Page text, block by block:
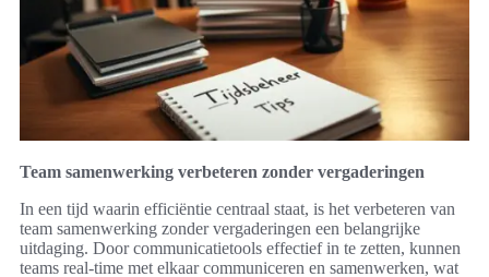
Team samenwerking verbeteren zonder vergaderingen
In een tijd waarin efficiëntie centraal staat, is het verbeteren van
team samenwerking zonder vergaderingen een belangrijke
uitdaging. Door communicatietools effectief in te zetten, kunnen
teams real-time met elkaar communiceren en samenwerken, wat